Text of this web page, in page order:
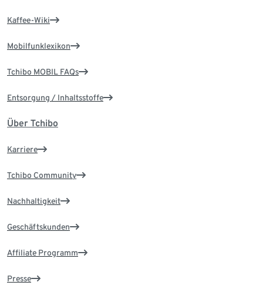
Kaffee-Wiki
Mobilfunklexikon
Tchibo MOBIL FAQs
Entsorgung / Inhaltsstoffe
Über Tchibo
Karriere
Tchibo Community
Nachhaltigkeit
Geschäftskunden
Affiliate Programm
Presse